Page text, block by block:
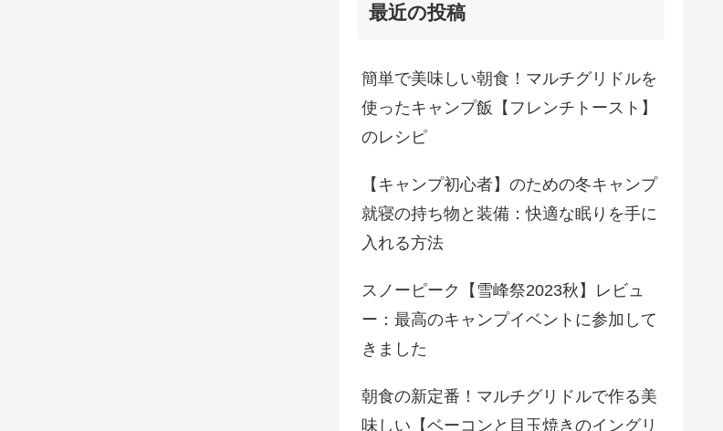
最近の投稿
簡単で美味しい朝食！マルチグリドルを
使ったキャンプ飯【フレンチトースト】
のレシピ
【キャンプ初心者】のための冬キャンプ
就寝の持ち物と装備：快適な眠りを手に
入れる方法
スノーピーク【雪峰祭2023秋】レビュ
ー：最高のキャンプイベントに参加して
きました
朝食の新定番！マルチグリドルで作る美
味しい【ベーコンと目玉焼きのイングリ